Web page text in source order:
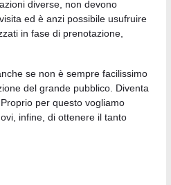
diverse, non devono
ed è anzi possibile usufruire
in fase di prenotazione,
se non è sempre facilissimo
del grande pubblico. Diventa
per questo vogliamo
infine, di ottenere il tanto